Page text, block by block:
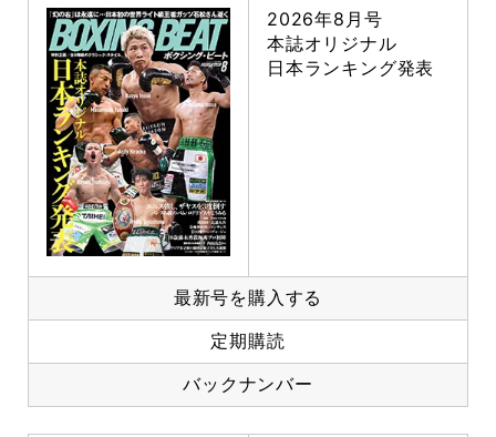
2026年8月号
本誌オリジナル
日本ランキング発表
最新号を購入する
定期購読
バックナンバー